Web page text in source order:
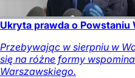
Ukryta prawda o Powstaniu
Przebywając w sierpniu w
się na różne formy
Warszawskiego.